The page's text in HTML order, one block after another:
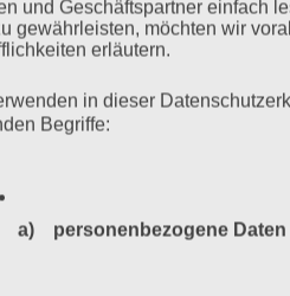
und Geschäftspartner einfach
gewährleisten, möchten wir
erläutern.
in dieser
Begriffe:
a) personenbezogene Daten